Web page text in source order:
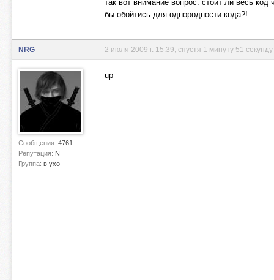
так вот внимание вопрос: стоит ли весь
бы обойтись для однородности кода?!
NRG
Сообщения: 4761
Репутация: N
Группа: в ухо
2 июля 2009 г. 15:39 , спустя 1 минуту 51 секунду
up